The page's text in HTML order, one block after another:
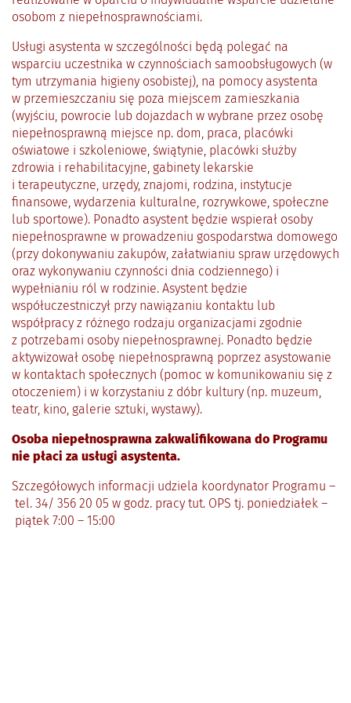
osobom z niepełnosprawnościami.
Usługi asystenta w szczególności będą polegać na
wsparciu uczestnika w czynnościach samoobsługowych (w
tym utrzymania higieny osobistej), na pomocy asystenta
w przemieszczaniu się poza miejscem zamieszkania
(wyjściu, powrocie lub dojazdach w wybrane przez osobę
niepełnosprawną miejsce np. dom, praca, placówki
oświatowe i szkoleniowe, świątynie, placówki służby
zdrowia i rehabilitacyjne, gabinety lekarskie
i terapeutyczne, urzędy, znajomi, rodzina, instytucje
finansowe, wydarzenia kulturalne, rozrywkowe, społeczne
lub sportowe). Ponadto asystent będzie wspierał osoby
niepełnosprawne w prowadzeniu gospodarstwa domowego
(przy dokonywaniu zakupów, załatwianiu spraw urzędowych
oraz wykonywaniu czynności dnia codziennego) i
wypełnianiu ról w rodzinie. Asystent będzie
współuczestniczył przy nawiązaniu kontaktu lub
współpracy z różnego rodzaju organizacjami zgodnie
z potrzebami osoby niepełnosprawnej. Ponadto będzie
aktywizował osobę niepełnosprawną poprzez asystowanie
w kontaktach społecznych (pomoc w komunikowaniu się z
otoczeniem) i w korzystaniu z dóbr kultury (np. muzeum,
teatr, kino, galerie sztuki, wystawy).
Osoba niepełnosprawna zakwalifikowana do Programu
nie płaci za usługi asystenta.
Szczegółowych informacji udziela koordynator Programu –
tel. 34/ 356 20 05 w godz. pracy tut. OPS tj. poniedziałek –
piątek 7:00 – 15:00